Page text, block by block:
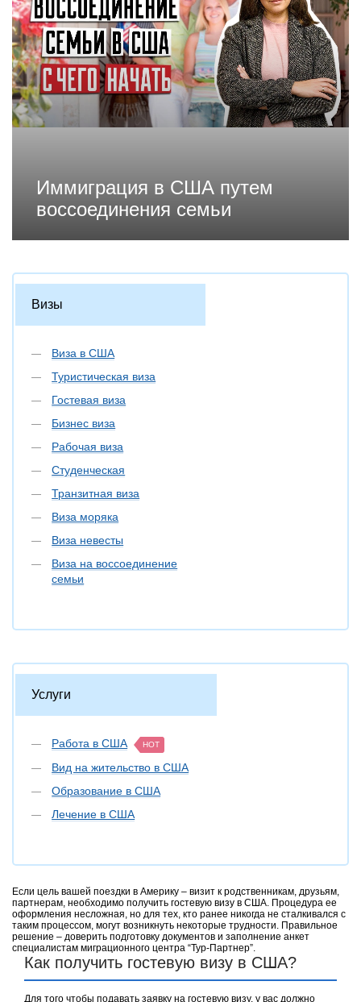
Иммиграция в США путем
воссоединения семьи
Визы
Виза в США
Туристическая виза
Гостевая виза
Бизнес виза
Рабочая виза
Студенческая
Транзитная виза
Виза моряка
Виза невесты
Виза на воссоединение
семьи
Услуги
Работа в США HOT
Вид на жительство в США
Образование в США
Лечение в США
Если цель вашей поездки в Америку – визит к родственникам, друзьям,
партнерам, необходимо получить гостевую визу в США. Процедура ее
оформления несложная, но для тех, кто ранее никогда не сталкивался с
таким процессом, могут возникнуть некоторые трудности. Правильное
решение – доверить подготовку документов и заполнение анкет
специалистам миграционного центра “Тур-Партнер”.
Как получить гостевую визу в США?
Для того чтобы подавать заявку на гостевую визу, у вас должно